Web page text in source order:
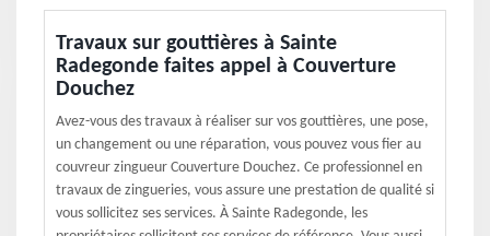
Travaux sur gouttières à Sainte
Radegonde faites appel à Couverture
Douchez
Avez-vous des travaux à réaliser sur vos gouttières, une pose,
un changement ou une réparation, vous pouvez vous fier au
couvreur zingueur Couverture Douchez. Ce professionnel en
travaux de zingueries, vous assure une prestation de qualité si
vous sollicitez ses services. À Sainte Radegonde, les